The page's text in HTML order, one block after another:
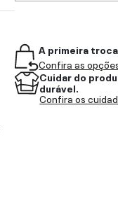
A primeira
Confira as
Cuidar do
durável.
Confira os